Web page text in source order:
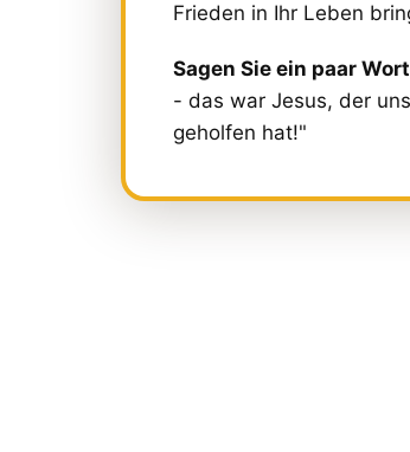
Frieden in Ihr Leben
Sagen Sie ein paar
- das war Jesus, der uns
geholfen hat!"